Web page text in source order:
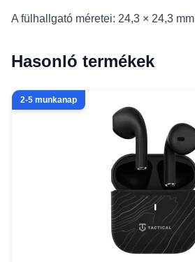
A fülhallgató méretei: 24,3 × 24,3 mm
Hasonló termékek
2-5 munkanap